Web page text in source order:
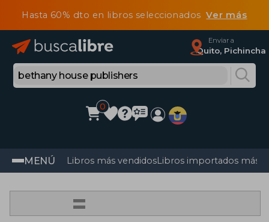
Hasta 60% dto en libros seleccionadosVer más
Enviar a
Quito, Pichincha
0
MENÚ Libros más vendidosLibros importados más
=